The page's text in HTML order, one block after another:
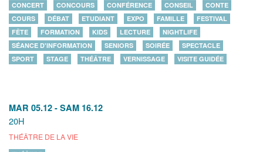
CONCERT
CONCOURS CONFÉRENCE CONSEIL
CONTE
COURS
DÉBAT ETUDIANT EXPO FAMILLE
FESTIVAL
FÊTE
FORMATION KIDS LECTURE
NIGHTLIFE
SÉANCE D'INFORMATION
SENIORS SOIRÉE
SPECTACLE
SPORT
STAGE THÉÂTRE VERNISSAGE VISITE GUIDÉE
MAR 05.12 - SAM 16.12
20H
THÉÂTRE DE LA VIE